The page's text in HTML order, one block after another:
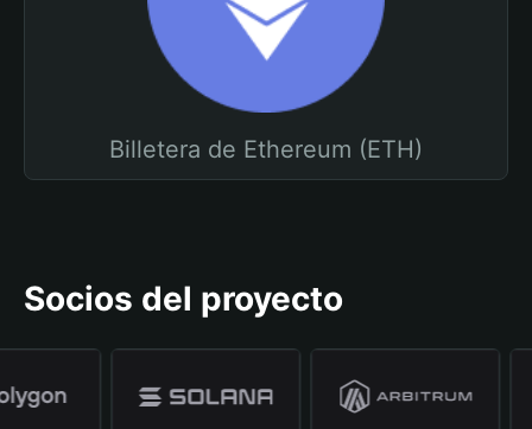
Billetera de Ethereum (ETH)
Socios del proyecto